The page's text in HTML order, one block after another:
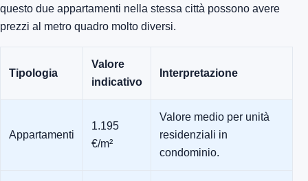
questo due appartamenti nella stessa città possono avere
prezzi al metro quadro molto diversi.
Tipologia
Valore
indicativo
Interpretazione
Appartamenti
1.195
€/m²
Valore medio per unità
residenziali in
condominio.